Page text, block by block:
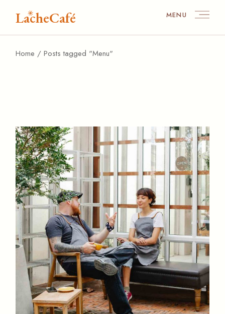
LacheCafé MENU
Home Posts tagged "Menu"